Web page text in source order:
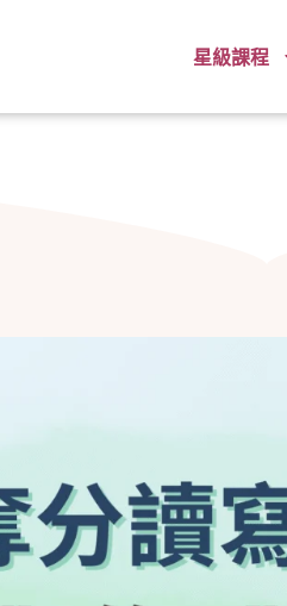
星級課程